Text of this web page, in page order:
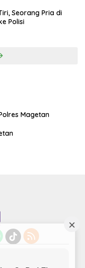
Seorang Pria di
Polisi
Magetan